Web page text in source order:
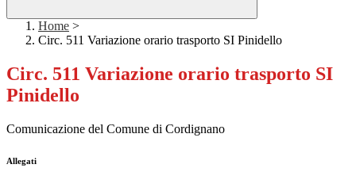
Home >
Circ. 511 Variazione orario trasporto SI Pinidello
Circ. 511 Variazione orario trasporto SI
Pinidello
Comunicazione del Comune di Cordignano
Allegati